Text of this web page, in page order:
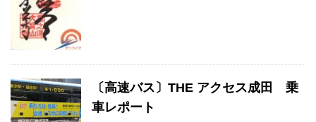
〔高速バス〕THE アクセス成田 乗
車レポート